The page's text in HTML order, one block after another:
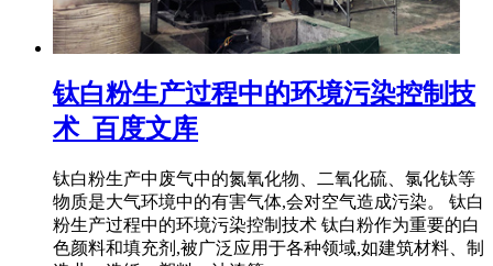
钛白粉生产过程中的环境污染控制技
术_百度文库
钛白粉生产中废气中的氮氧化物、二氧化硫、氯化钛等
物质是大气环境中的有害气体,会对空气造成污染。 钛白
粉生产过程中的环境污染控制技术 钛白粉作为重要的白
色颜料和填充剂,被广泛应用于各种领域,如建筑材料、制